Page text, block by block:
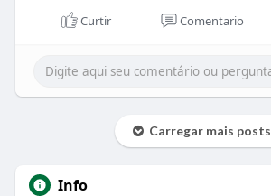
Curtir Comentario
Carregar mais posts
Info